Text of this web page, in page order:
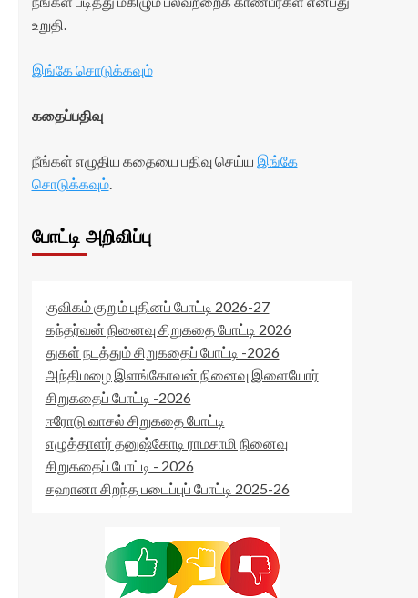
உறுதி.
இங்கே சொடுக்கவும்
கதைப்பதிவு
நீங்கள் எழுதிய கதையை பதிவு செய்ய இங்கே
சொடுக்கவும்.
போட்டி அறிவிப்பு
குவிகம் குறும் புதினப் போட்டி 2026-27
கந்தர்வன் நினைவு சிறுகதை போட்டி 2026
துகள் நடத்தும் சிறுகதைப் போட்டி -2026
அந்திமழை இளங்கோவன் நினைவு இளையோர்
சிறுகதைப் போட்டி -2026
ஈரோடு வாசல் சிறுகதை போட்டி
எழுத்தாளர் தனுஷ்கோடி ராமசாமி நினைவு
சிறுகதைப் போட்டி - 2026
சஹானா சிறந்த படைப்புப் போட்டி 2025-26